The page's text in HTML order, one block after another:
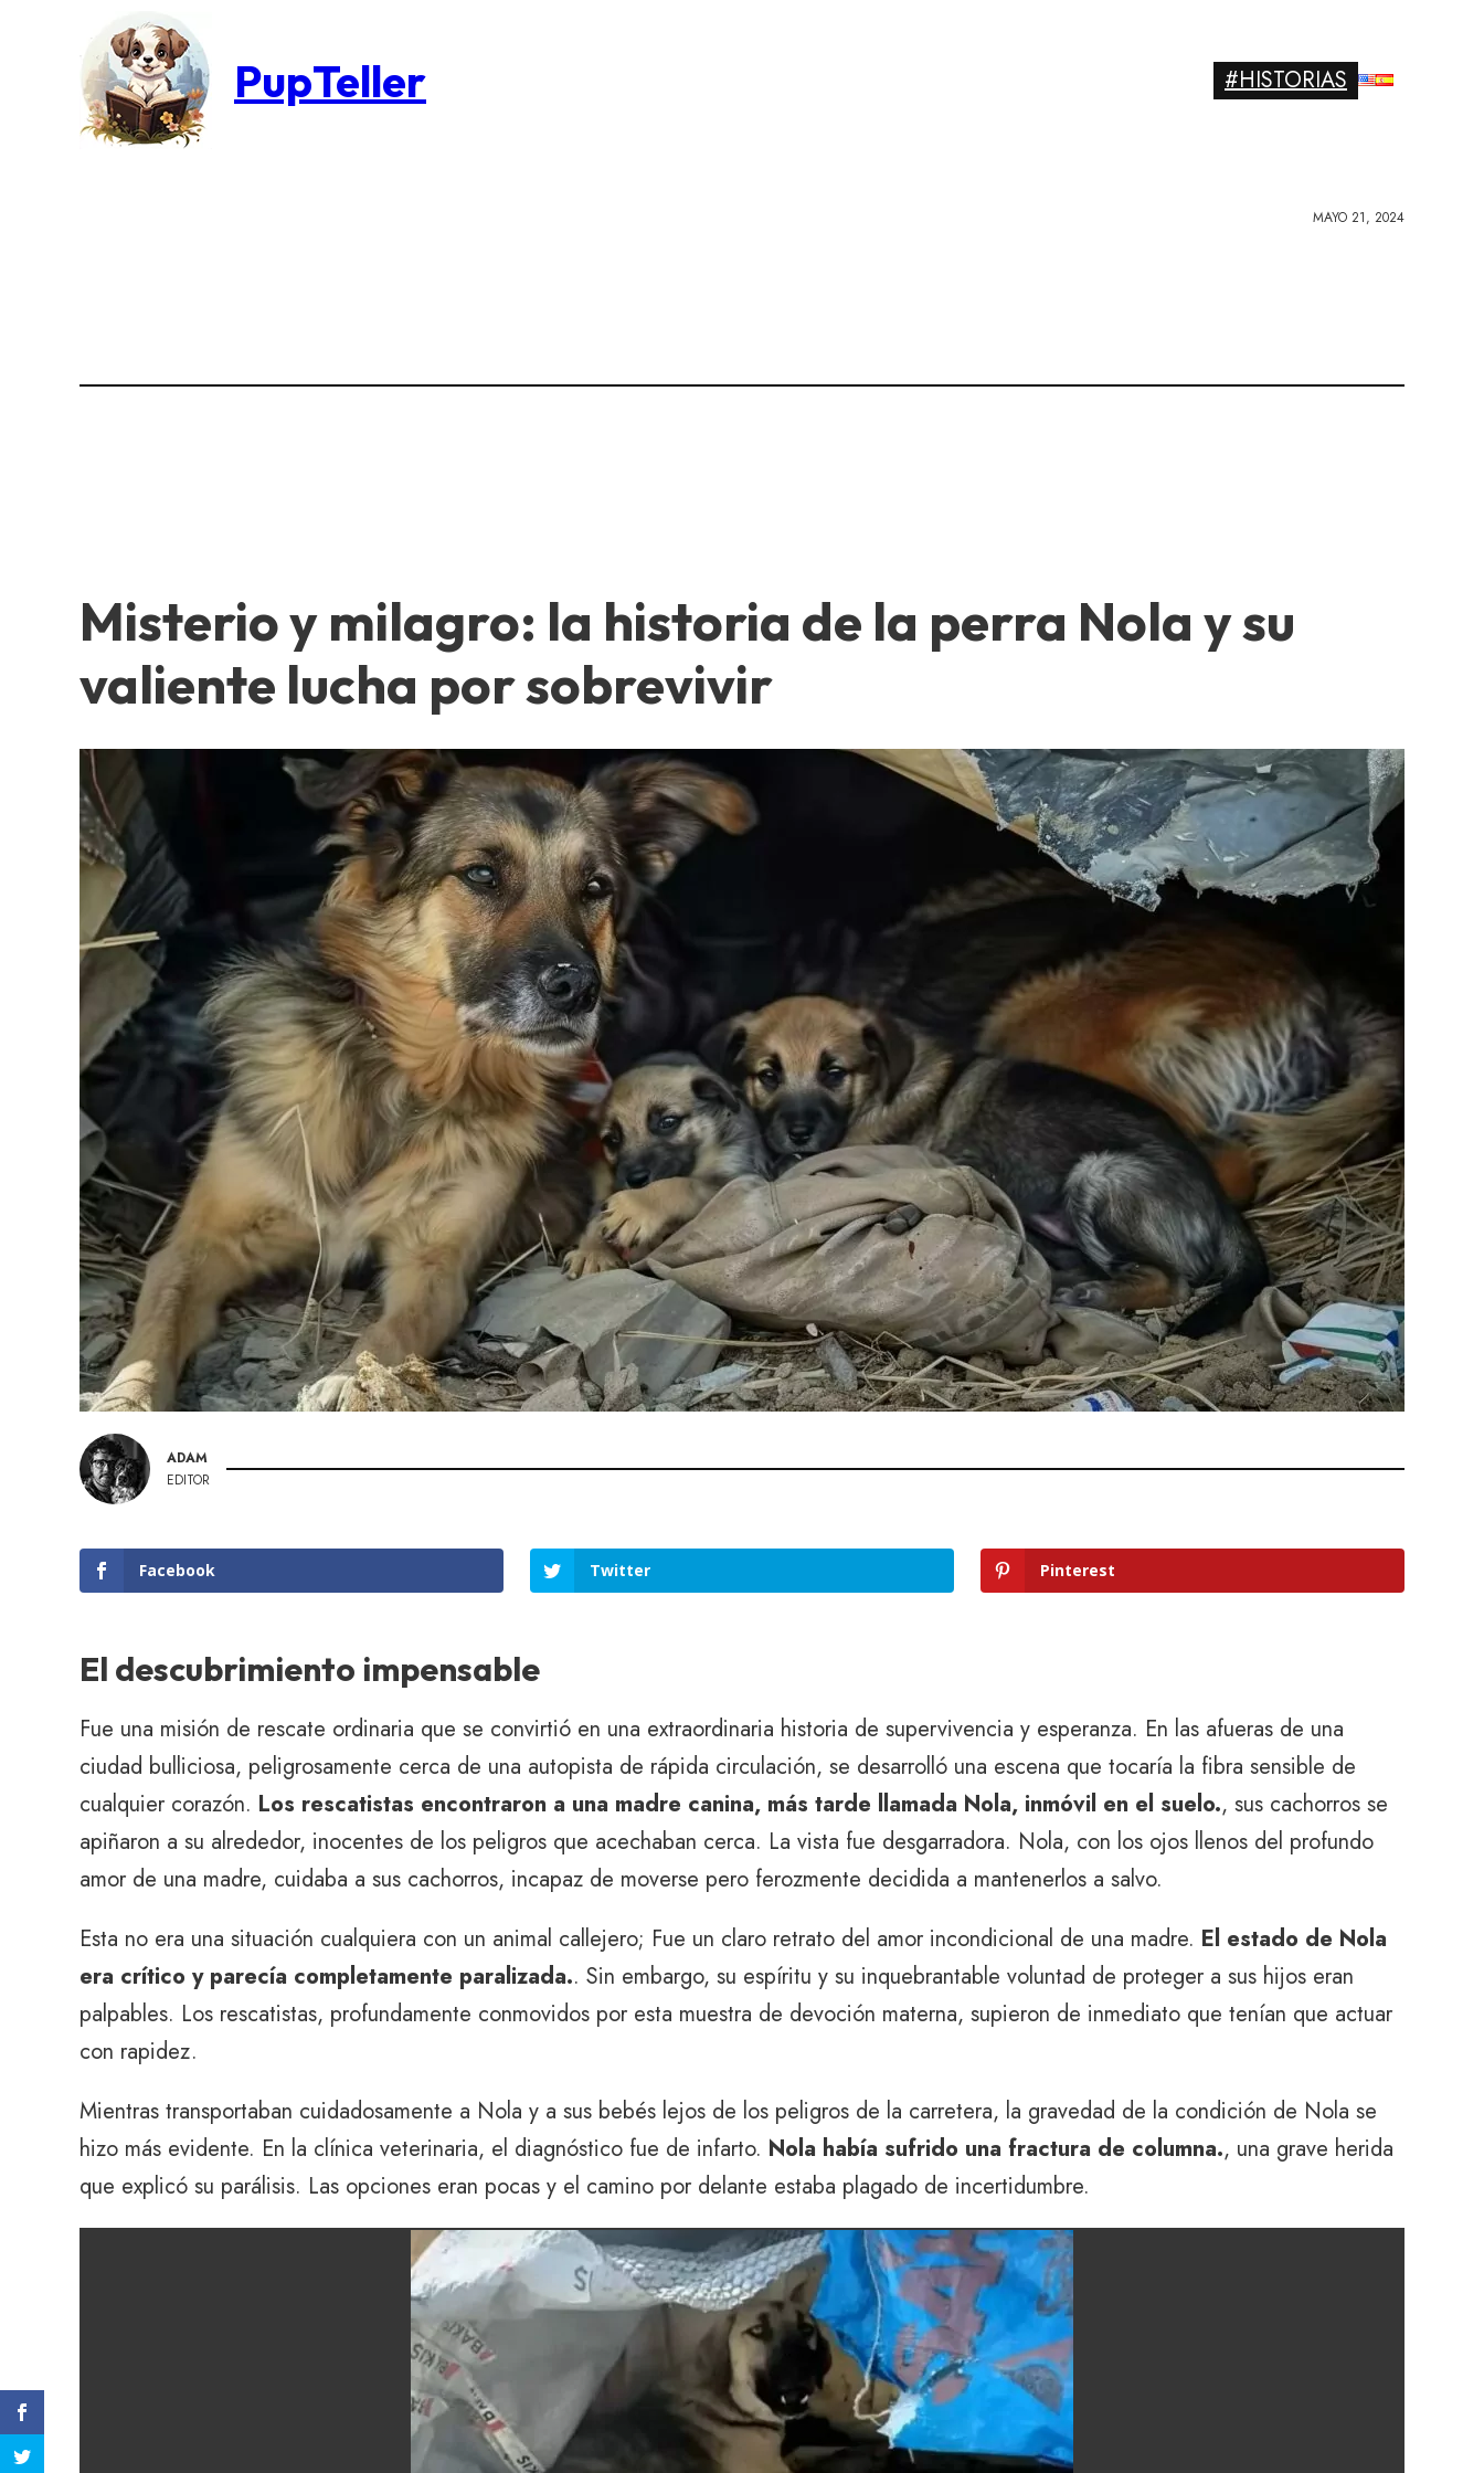
PupTeller #HISTORIAS
MAYO 21, 2024
Misterio y milagro: la historia de la perra Nola y su
valiente lucha por sobrevivir
ADAM
EDITOR
Facebook Twitter Pinterest
El descubrimiento impensable
Fue una misión de rescate ordinaria que se convirtió en una extraordinaria historia de supervivencia y esperanza. En las afueras de una
ciudad bulliciosa, peligrosamente cerca de una autopista de rápida circulación, se desarrolló una escena que tocaría la fibra sensible de
cualquier corazón. Los rescatistas encontraron a una madre canina, más tarde llamada Nola, inmóvil en el suelo., sus cachorros se
apiñaron a su alrededor, inocentes de los peligros que acechaban cerca. La vista fue desgarradora. Nola, con los ojos llenos del profundo
amor de una madre, cuidaba a sus cachorros, incapaz de moverse pero ferozmente decidida a mantenerlos a salvo.
Esta no era una situación cualquiera con un animal callejero; Fue un claro retrato del amor incondicional de una madre. El estado de Nola
era crítico y parecía completamente paralizada.. Sin embargo, su espíritu y su inquebrantable voluntad de proteger a sus hijos eran
palpables. Los rescatistas, profundamente conmovidos por esta muestra de devoción materna, supieron de inmediato que tenían que actuar
con rapidez.
Mientras transportaban cuidadosamente a Nola y a sus bebés lejos de los peligros de la carretera, la gravedad de la condición de Nola se
hizo más evidente. En la clínica veterinaria, el diagnóstico fue de infarto. Nola había sufrido una fractura de columna., una grave herida
que explicó su parálisis. Las opciones eran pocas y el camino por delante estaba plagado de incertidumbre.